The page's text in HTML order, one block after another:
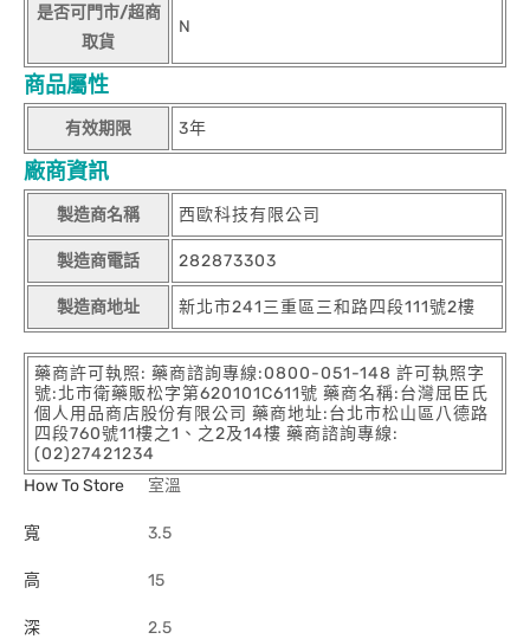
是否可門市/超商
取貨
N
商品屬性
有效期限 3年
廠商資訊
製造商名稱 西歐科技有限公司
製造商電話 282873303
製造商地址 新北市241三重區三和路四段111號2樓
藥商許可執照: 藥商諮詢專線:0800-051-148 許可執照字
號:北市衛藥販松字第620101C611號 藥商名稱:台灣屈臣氏
個人用品商店股份有限公司 藥商地址:台北市松山區八德路
四段760號11樓之1、之2及14樓 藥商諮詢專線:
(02)27421234
How To Store
室溫
寬 3.5
高 15
深 2.5